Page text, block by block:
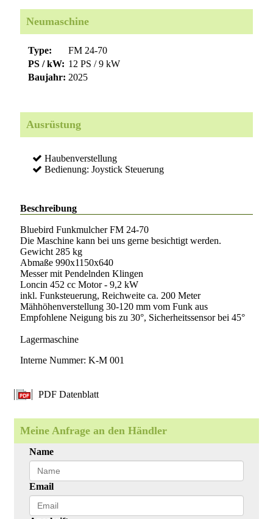
Neumaschine
Type:
FM 24-70
PS / kW: 12 PS / 9 kW
Baujahr: 2025
Ausrüstung
Haubenverstellung
Bedienung: Joystick Steuerung
Beschreibung
Bluebird Funkmulcher FM 24-70
Die Maschine kann bei uns gerne besichtigt werden.
Gewicht 285 kg
Abmaße 990x1150x640
Messer mit Pendelnden Klingen
Loncin 452 cc Motor - 9,2 kW
inkl. Funksteuerung, Reichweite ca. 200 Meter
Mähhöhenverstellung 30-120 mm vom Funk aus
Empfohlene Neigung bis zu 30°, Sicherheitssensor bei 45°
Lagermaschine
Interne Nummer: K-M 001
PDF Datenblatt
Meine Anfrage an den Händler
Name
Email